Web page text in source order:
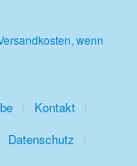
, wenn
Kontakt
Datenschutz